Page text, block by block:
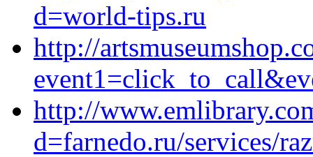
d=world-tips.ru
http://
http://
d=farnedo.ru/services/